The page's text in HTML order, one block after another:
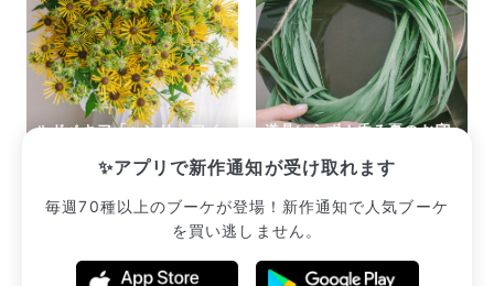
✨アプリで新作通知が受け取れます
毎週70種以上のブーケが登場！新作通知で人気ブーケ
を買い逃しません。
ルドベキア「ヘンリーアイ
道具いらず！香る夏のお守
¥2,310
販売中のブーケ一覧へ